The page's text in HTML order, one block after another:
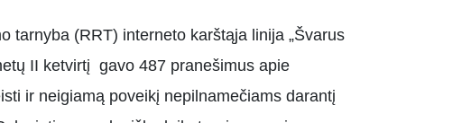
tarnyba (RRT) interneto karštąja linija „Švarus
II ketvirtį gavo 487 pranešimus apie
ir neigiamą poveikį nepilnamečiams darantį